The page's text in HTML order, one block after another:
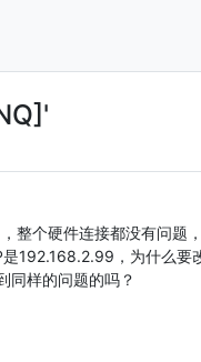
个硬件连接都没有问题
192.168.2.99，为什么
同样的问题的吗？